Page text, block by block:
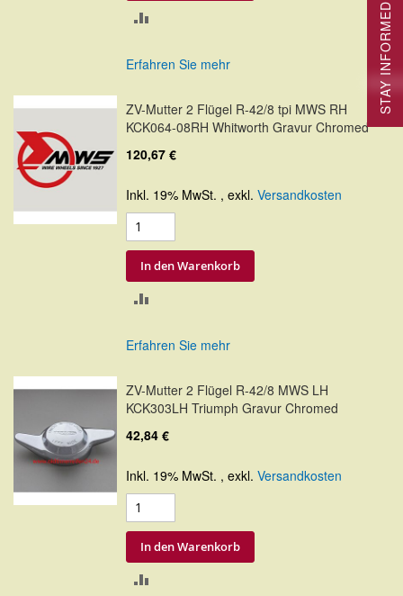
Erfahren Sie mehr
ZV-Mutter 2 Flügel R-42/8 tpi MWS RH
KCK064-08RH Whitworth Gravur Chromed
120,67 €
Inkl. 19% MwSt. , exkl. Versandkosten
In den Warenkorb
Erfahren Sie mehr
ZV-Mutter 2 Flügel R-42/8 MWS LH
KCK303LH Triumph Gravur Chromed
42,84 €
Inkl. 19% MwSt. , exkl. Versandkosten
In den Warenkorb
STAY INFORMED